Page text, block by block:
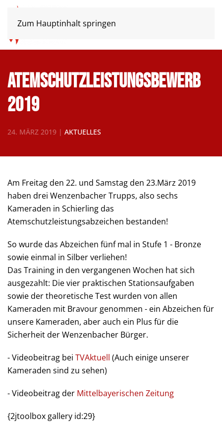
Zum Hauptinhalt springen
Atemschutzleistungsbewerb
2019
24. MÄRZ 2019 | AKTUELLES
Am Freitag den 22. und Samstag den 23.März 2019
haben drei Wenzenbacher Trupps, also sechs
Kameraden in Schierling das
Atemschutzleistungsabzeichen bestanden!
So wurde das Abzeichen fünf mal in Stufe 1 - Bronze
sowie einmal in Silber verliehen!
Das Training in den vergangenen Wochen hat sich
ausgezahlt: Die vier praktischen Stationsaufgaben
sowie der theoretische Test wurden von allen
Kameraden mit Bravour genommen - ein Abzeichen für
unsere Kameraden, aber auch ein Plus für die
Sicherheit der Wenzenbacher Bürger.
- Videobeitrag bei TVAktuell (Auch einige unserer
Kameraden sind zu sehen)
- Videobeitrag der Mittelbayerischen Zeitung
{2jtoolbox gallery id:29}